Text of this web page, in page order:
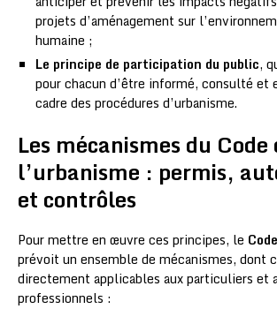
projets d’aménagement sur
humaine ;
Le principe de participation du public,
pour chacun d’être informé, consulté et
cadre des procédures d’urbanisme.
Les mécanismes du Code
l’urbanisme : permis,
et contrôles
Pour mettre en œuvre ces principes, le
prévoit un ensemble de mécanismes, dont
directement applicables aux particuliers et
professionnels :